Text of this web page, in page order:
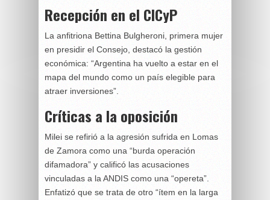
Recepción en el CICyP
La anfitriona Bettina Bulgheroni, primera mujer
en presidir el Consejo, destacó la gestión
económica: “Argentina ha vuelto a estar en el
mapa del mundo como un país elegible para
atraer inversiones”.
Críticas a la oposición
Milei se refirió a la agresión sufrida en Lomas
de Zamora como una “burda operación
difamadora” y calificó las acusaciones
vinculadas a la ANDIS como una “opereta”.
Enfatizó que se trata de otro “ítem en la larga